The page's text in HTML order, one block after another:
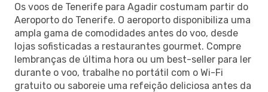
Os voos de Tenerife para Agadir costumam partir do
Aeroporto do Tenerife. O aeroporto disponibiliza uma
ampla gama de comodidades antes do voo, desde
lojas sofisticadas a restaurantes gourmet. Compre
lembranças de última hora ou um best-seller para ler
durante o voo, trabalhe no portátil com o Wi-Fi
gratuito ou saboreie uma refeição deliciosa antes da